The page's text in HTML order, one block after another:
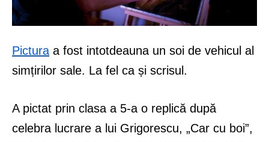
Pictura a fost intotdeauna un soi de vehicul al
simțirilor sale. La fel ca și scrisul.
A pictat prin clasa a 5-a o replică după
celebra lucrare a lui Grigorescu, „Car cu boi”,